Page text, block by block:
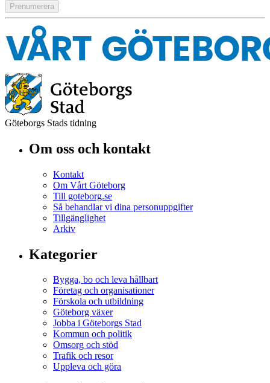
Göteborgs Stads tidning
Om oss och kontakt
Kontakt
Om Vårt Göteborg
Till goteborg.se
Så behandlar vi dina personuppgifter
Tillgänglighet
Arkiv
Kategorier
Bygga, bo och leva hållbart
Företag och organisationer
Förskola och utbildning
Göteborg växer
Jobba i Göteborgs Stad
Kommun och politik
Omsorg och stöd
Trafik och resor
Uppleva och göra